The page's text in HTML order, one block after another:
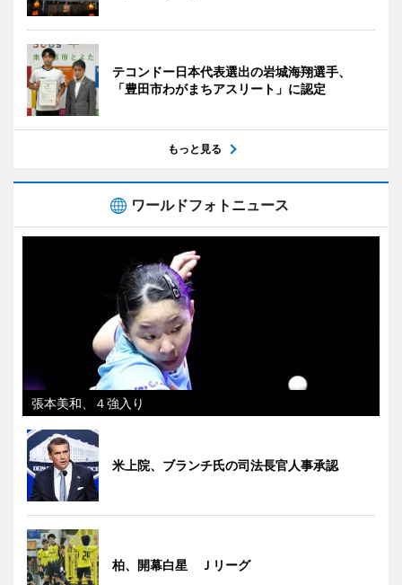
テコンドー日本代表選出の岩城海翔選手、
「豊田市わがまちアスリート」に認定
もっと見る
ワールドフォトニュース
張本美和、４強入り
米上院、ブランチ氏の司法長官人事承認
柏、開幕白星 Ｊリーグ